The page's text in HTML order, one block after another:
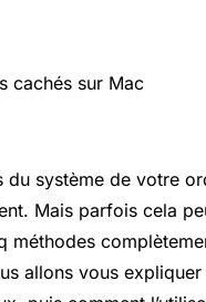
système de votre
Mais parfois cela
méthodes
allons vous